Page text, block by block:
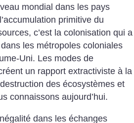
mondial dans les pays
primitive du
c’est la colonisation qui a
les métropoles coloniales
Uni. Les modes de
un rapport extractiviste à la
des écosystèmes et
connaissons aujourd’hui.
dans les échanges